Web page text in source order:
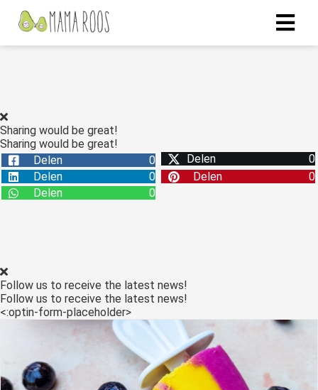
Sharing would be great!
Sharing would be great!
Delen
0 Delen
0
Delen
0 Delen
0
Delen
0
Follow us to receive the latest news!
Follow us to receive the latest news!
<:optin-form-placeholder>